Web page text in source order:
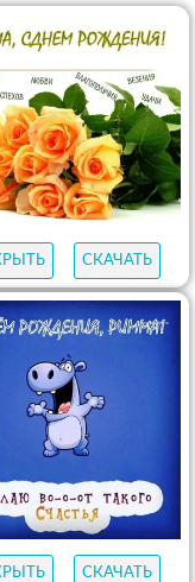
СКАЧАТЬ
СКАЧАТЬ